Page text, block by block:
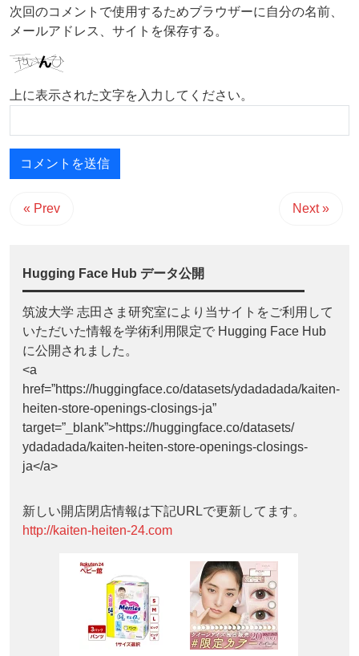
次回のコメントで使用するためブラウザーに自分の名前、
メールアドレス、サイトを保存する。
上に表示された文字を入力してください。
« Prev Next »
Hugging Face Hub データ公開
筑波大学 志田さま研究室により当サイトをご利用して
いただいた情報を学術利用限定で Hugging Face Hub
に公開されました。
<a
href=”https://huggingface.co/datasets/ydadadada/kaiten-
heiten-store-openings-closings-ja”
target=”_blank”>https://huggingface.co/datasets/
ydadadada/kaiten-heiten-store-openings-closings-
ja</a>
新しい開店閉店情報は下記URLで更新してます。
http://kaiten-heiten-24.com